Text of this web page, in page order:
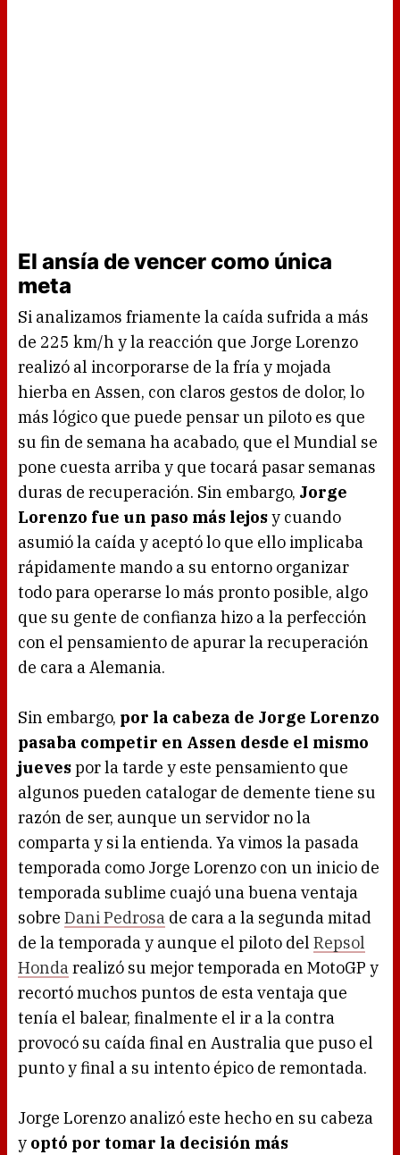
El ansía de vencer como única
meta
Si analizamos friamente la caída sufrida a más
de 225 km/h y la reacción que Jorge Lorenzo
realizó al incorporarse de la fría y mojada
hierba en Assen, con claros gestos de dolor, lo
más lógico que puede pensar un piloto es que
su fin de semana ha acabado, que el Mundial se
pone cuesta arriba y que tocará pasar semanas
duras de recuperación. Sin embargo, Jorge
Lorenzo fue un paso más lejosy cuando
asumió la caída y aceptó lo que ello implicaba
rápidamente mando a su entorno organizar
todo para operarse lo más pronto posible, algo
que su gente de confianza hizo a la perfección
con el pensamiento de apurar la recuperación
de cara a Alemania.
Sin embargo, por la cabeza de Jorge Lorenzo
pasaba competir en Assen desde el mismo
juevespor la tarde y este pensamiento que
algunos pueden catalogar de demente tiene su
razón de ser, aunque un servidor no la
comparta y si la entienda. Ya vimos la pasada
temporada como Jorge Lorenzo con un inicio de
temporada sublime cuajó una buena ventaja
sobre Dani Pedrosa de cara a la segunda mitad
de la temporada y aunque el piloto del Repsol
Hondarealizó su mejor temporada en MotoGP y
recortó muchos puntos de esta ventaja que
tenía el balear, finalmente el ir a la contra
provocó su caída final en Australia que puso el
punto y final a su intento épico de remontada.
Jorge Lorenzo analizó este hecho en su cabeza
y optó por tomar la decisión más